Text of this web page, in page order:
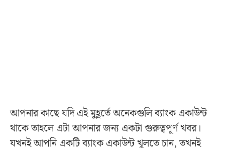
আপনার কাছে যদি এই মুহূর্তে অনেকগুলি ব্যাংক একাউন্ট
থাকে তাহলে এটা আপনার জন্য একটা গুরুত্বপূর্ণ খবর।
যখনই আপনি একটি ব্যাংক একাউন্ট খুলতে চান, তখনই